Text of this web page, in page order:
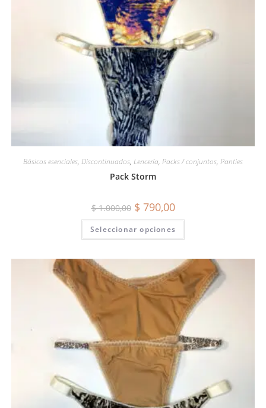
Básicos esenciales, Discontinuados, Lencería, Packs / conjuntos, Panties
Pack Storm
$1.000,00 $ 790,00
Seleccionar opciones